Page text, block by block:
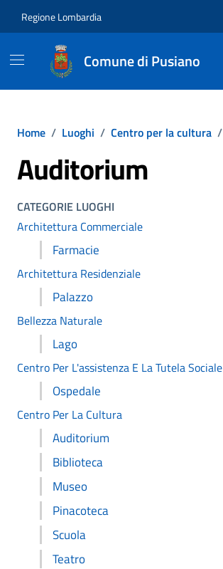
Regione Lombardia
Comune di Pusiano
Home / Luoghi / Centro per la cultura /
Auditorium
CATEGORIE LUOGHI
Architettura Commerciale
Farmacie
Architettura Residenziale
Palazzo
Bellezza Naturale
Lago
Centro Per L'assistenza E La Tutela Sociale
Ospedale
Centro Per La Cultura
Auditorium
Biblioteca
Museo
Pinacoteca
Scuola
Teatro